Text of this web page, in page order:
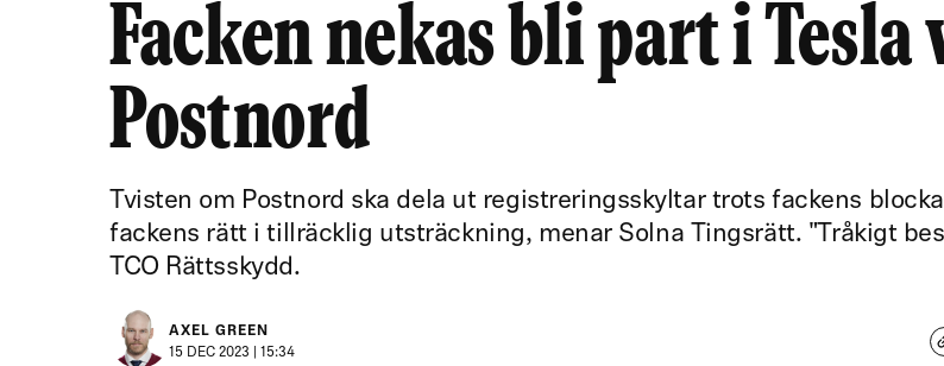
Facken nekas bli part i Tesla
Postnord
Tvisten om Postnord ska dela ut registreringsskyltar trots fackens
fackens rätt i tillräcklig utsträckning, menar Solna Tingsrätt. "Tråkigt
TCO Rättsskydd.
AXEL GREEN
15 DEC 2023 | 15:34